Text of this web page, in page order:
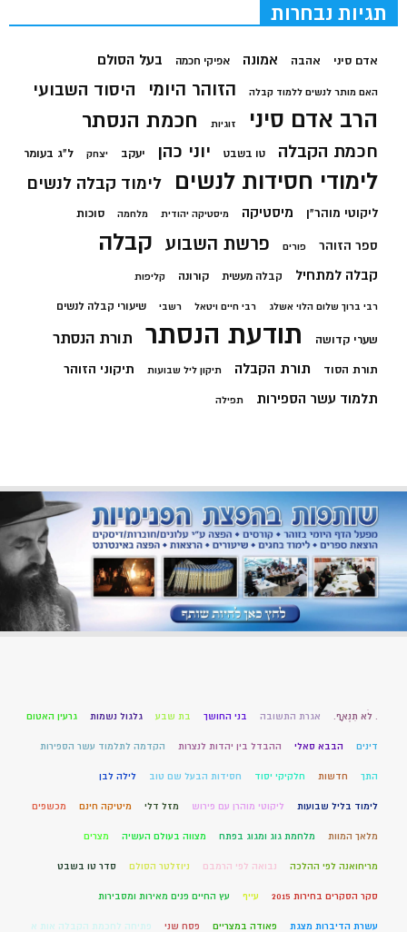
תגיות נבחרות
אדם סיני אהבה אמונה אפיקי חכמה בעל הסולם
האם מותר לנשים ללמוד קבלה הזוהר היומי היסוד השבועי
הרב אדם סיני זוגיות חכמת הנסתר
חכמת הקבלה טו בשבט יוני כהן יעקב יצחק ל"ג בעומר
לימודי חסידות לנשים לימוד קבלה לנשים
ליקוטי מוהר"ן מיסטיקה מיסטיקה יהודית מלחמה סוכות
ספר הזוהר פורים פרשת השבוע קבלה
קבלה למתחיל קבלה מעשית קורונה קליפות
רבי ברוך שלום הלוי אשלג רבי חיים ויטאל רשבי שיעורי קבלה לנשים
שערי קדושה תודעת הנסתר תורת הנסתר
תורת הסוד תורת הקבלה תיקון ליל שבועות תיקוני הזוהר
תלמוד עשר הספירות תפילה
. לֹא תִנְאָף. אגרת התשובה בני החושך בת שבע גלגול נשמות גרעין האטום
דינים הבבא סאלי ההבדל בין יהדות לנצרות הקדמה לתלמוד עשר הספירות
התך חדשות חלקיקי יסוד חסידות הבעל שם טוב לילה לבן
לימוד בליל שבועות ליקוטי מוהרן עם פירוש מזל דלי מיטיקה חינם מכשפים
מלאך המוות מלחמת גוג ומגוג בפתח מצווה בעולם העשיה מצרים
מריחואנה לפי ההלכה נבואה לפי הרמבם ניוזלטר הסולם סדר טו בשבט
סקר הסקרים בחירות 2015 עייף עץ החיים פנים מאירות ומסבירות
עשרת הדיברות מצגת פאודה במצריים פסח שני פתיחה לחכמת הקבלה אות א